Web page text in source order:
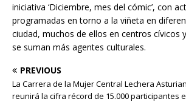
iniciativa ‘Diciembre, mes del cómic’, con
programadas en torno a la viñeta en
ciudad, muchos de ellos en centros cívicos
se suman más agentes culturales.
PREVIOUS
La Carrera de la Mujer Central Lechera
reunirá la cifra récord de 15.000 participantes